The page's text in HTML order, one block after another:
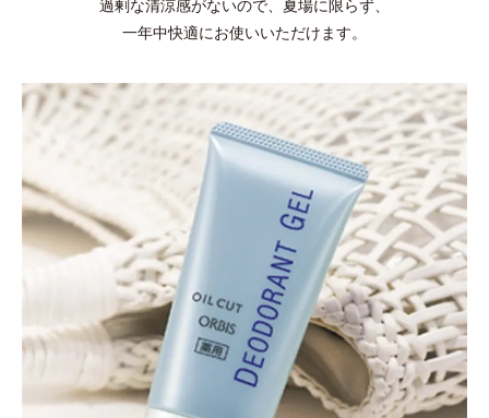
過剰な清涼感がないので、夏場に限らず、
一年中快適にお使いいただけます。